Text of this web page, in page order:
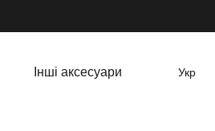
Інші аксесуари Укр